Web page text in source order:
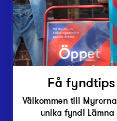
Inlämningsplatser
Om Myrorna
Lediga jobb
Pressrum
Kontakt
Få
Välkommen till
unika fynd!